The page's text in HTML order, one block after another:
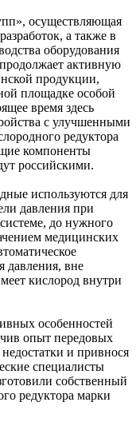
осуществляющая
а также в
оборудования
активную
продукции,
площадке особой
время здесь
с улучшенными
редуктора
компоненты
российскими.
используются для
давления при
до нужного
медицинских
давления, вне
кислород внутри
особенностей
опыт передовых
и привнося
специалисты
собственный
редуктора марки